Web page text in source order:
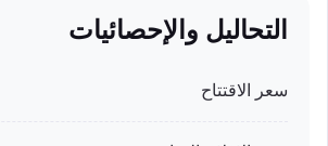
التحاليل والإحصائيات
سعر الاقتتاح